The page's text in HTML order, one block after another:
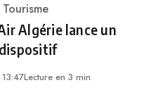
Algérie lance un
Lecture en 3 min